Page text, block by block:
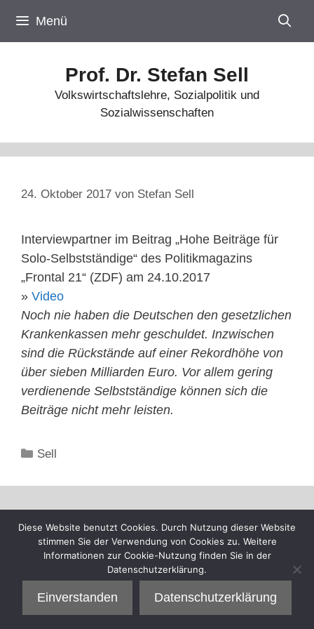
Inhalt
springen
Menü
Prof. Dr. Stefan Sell
Volkswirtschaftslehre, Sozialpolitik und
Sozialwissenschaften
24. Oktober 2017 von Stefan Sell
Interviewpartner im Beitrag „Hohe Beiträge für
Solo-Selbstständige“ des Politikmagazins
„Frontal 21“ (ZDF) am 24.10.2017
» Video
Noch nie haben die Deutschen den gesetzlichen
Krankenkassen mehr geschuldet. Inzwischen
sind die Rückstände auf einer Rekordhöhe von
über sieben Milliarden Euro. Vor allem gering
verdienende Selbstständige können sich die
Beiträge nicht mehr leisten.
Kategorien
Sell
Diese Website benutzt Cookies. Durch Nutzung dieser Website
stimmen Sie der Verwendung von Cookies zu. Weitere
Informationen zur Cookie-Nutzung finden Sie in der
Datenschutzerklärung.
Einverstanden Datenschutzerklärung